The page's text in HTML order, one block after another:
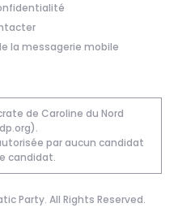
la messagerie mobile
de Caroline du Nord
par aucun candidat
candidat.
Party. All Rights Reserved.